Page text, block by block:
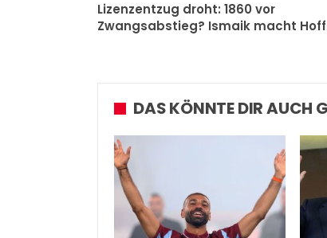
Lizenzentzug droht: 1860 vor
Zwangsabstieg? Ismaik macht
DAS KÖNNTE DIR AUCH